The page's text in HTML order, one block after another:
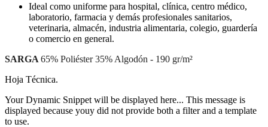
Ideal como uniforme para hospital, clínica, centro médico,
laboratorio, farmacia y demás profesionales sanitarios,
veterinaria, almacén, industria alimentaria, colegio, guardería
o comercio en general.
SARGA 65% Poliéster 35% Algodón - 190 gr/m²
Hoja Técnica.
Your Dynamic Snippet will be displayed here... This message is
displayed because youy did not provide both a filter and a template
to use.